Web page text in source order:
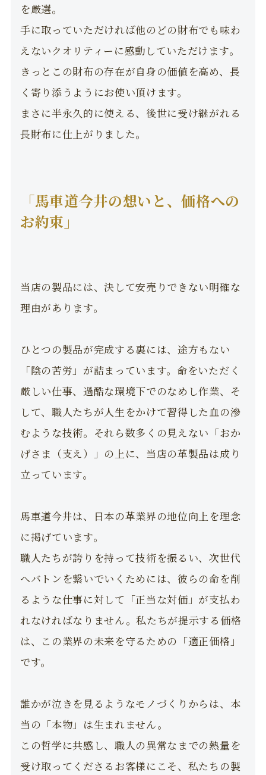
を厳選。
手に取っていただければ他のどの財布でも味わ
えないクオリティーに感動していただけます。
きっとこの財布の存在が自身の価値を高め、長
く寄り添うようにお使い頂けます。
まさに半永久的に使える、後世に受け継がれる
長財布に仕上がりました。
「馬車道今井の想いと、価格への
お約束」
当店の製品には、決して安売りできない明確な
理由があります。
ひとつの製品が完成する裏には、途方もない
「陰の苦労」が詰まっています。命をいただく
厳しい仕事、過酷な環境下でのなめし作業、そ
して、職人たちが人生をかけて習得した血の滲
むような技術。それら数多くの見えない「おか
げさま（支え）」の上に、当店の革製品は成り
立っています。
馬車道今井は、日本の革業界の地位向上を理念
に掲げています。
職人たちが誇りを持って技術を振るい、次世代
へバトンを繋いでいくためには、彼らの命を削
るような仕事に対して「正当な対価」が支払わ
れなければなりません。私たちが提示する価格
は、この業界の未来を守るための「適正価格」
です。
誰かが泣きを見るようなモノづくりからは、本
当の「本物」は生まれません。
この哲学に共感し、職人の異常なまでの熱量を
受け取ってくださるお客様にこそ、私たちの製